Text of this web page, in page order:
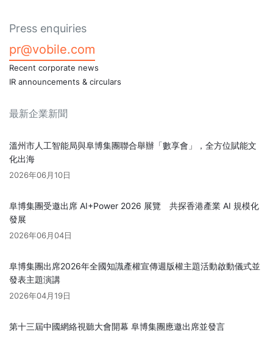
Press enquiries
pr@vobile.com
Recent corporate news
IR announcements & circulars
最新企業新聞
溫州市人工智能局與阜博集團聯合舉辦「數享會」，全方位賦能文
化出海
2026年06月10日
阜博集團受邀出席 AI+Power 2026 展覽 共探香港產業 AI 規模化
發展
2026年06月04日
阜博集團出席2026年全國知識產權宣傳週版權主題活動啟動儀式並
發表主題演講
2026年04月19日
第十三屆中國網絡視聽大會開幕 阜博集團應邀出席並發言